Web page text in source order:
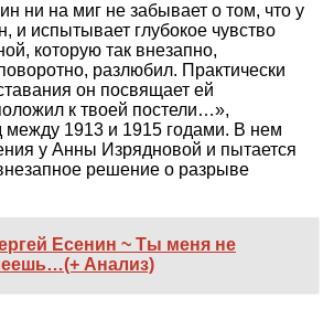
ни на миг не забывает о том, что у
и испытывает глубокое чувство
которую так внезапно,
разлюбил. Практически
он посвящает ей
к твоей постели…»,
между 1913 и 1915 годами. В нем
у Анны Изрядновой и пытается
решение о разрыве
Есенин ~ Ты меня не
Анализ)